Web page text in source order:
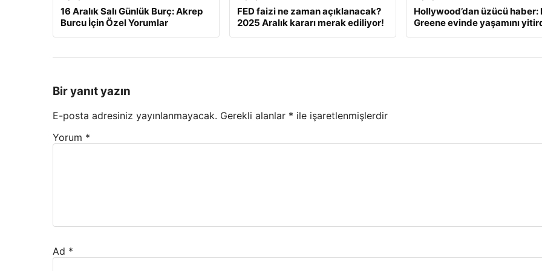
16 Aralık Salı Günlük Burç: Akrep
Burcu İçin Özel Yorumlar
FED faizi ne zaman açıklanacak?
2025 Aralık kararı merak ediliyor!
Hollywood’dan üzücü haber:
Greene evinde yaşamını
Bir yanıt yazın
E-posta adresiniz yayınlanmayacak. Gerekli alanlar * ile işaretlenmişlerdir
Yorum *
Ad *